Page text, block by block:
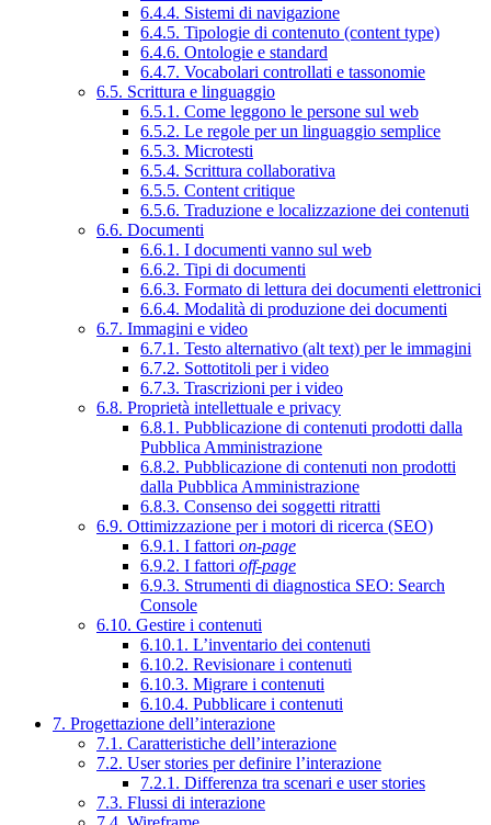
6.4.4. Sistemi di navigazione
6.4.5. Tipologie di contenuto (content type)
6.4.6. Ontologie e standard
6.4.7. Vocabolari controllati e tassonomie
6.5. Scrittura e linguaggio
6.5.1. Come leggono le persone sul web
6.5.2. Le regole per un linguaggio semplice
6.5.3. Microtesti
6.5.4. Scrittura collaborativa
6.5.5. Content critique
6.5.6. Traduzione e localizzazione dei contenuti
6.6. Documenti
6.6.1. I documenti vanno sul web
6.6.2. Tipi di documenti
6.6.3. Formato di lettura dei documenti elettronici
6.6.4. Modalità di produzione dei documenti
6.7. Immagini e video
6.7.1. Testo alternativo (alt text) per le immagini
6.7.2. Sottotitoli per i video
6.7.3. Trascrizioni per i video
6.8. Proprietà intellettuale e privacy
6.8.1. Pubblicazione di contenuti prodotti dalla
Pubblica Amministrazione
6.8.2. Pubblicazione di contenuti non prodotti
dalla Pubblica Amministrazione
6.8.3. Consenso dei soggetti ritratti
6.9. Ottimizzazione per i motori di ricerca (SEO)
6.9.1. I fattori on-page
6.9.2. I fattori off-page
6.9.3. Strumenti di diagnostica SEO: Search
Console
6.10. Gestire i contenuti
6.10.1. L’inventario dei contenuti
6.10.2. Revisionare i contenuti
6.10.3. Migrare i contenuti
6.10.4. Pubblicare i contenuti
7. Progettazione dell’interazione
7.1. Caratteristiche dell’interazione
7.2. User stories per definire l’interazione
7.2.1. Differenza tra scenari e user stories
7.3. Flussi di interazione